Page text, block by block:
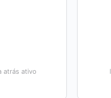
atrás ativo